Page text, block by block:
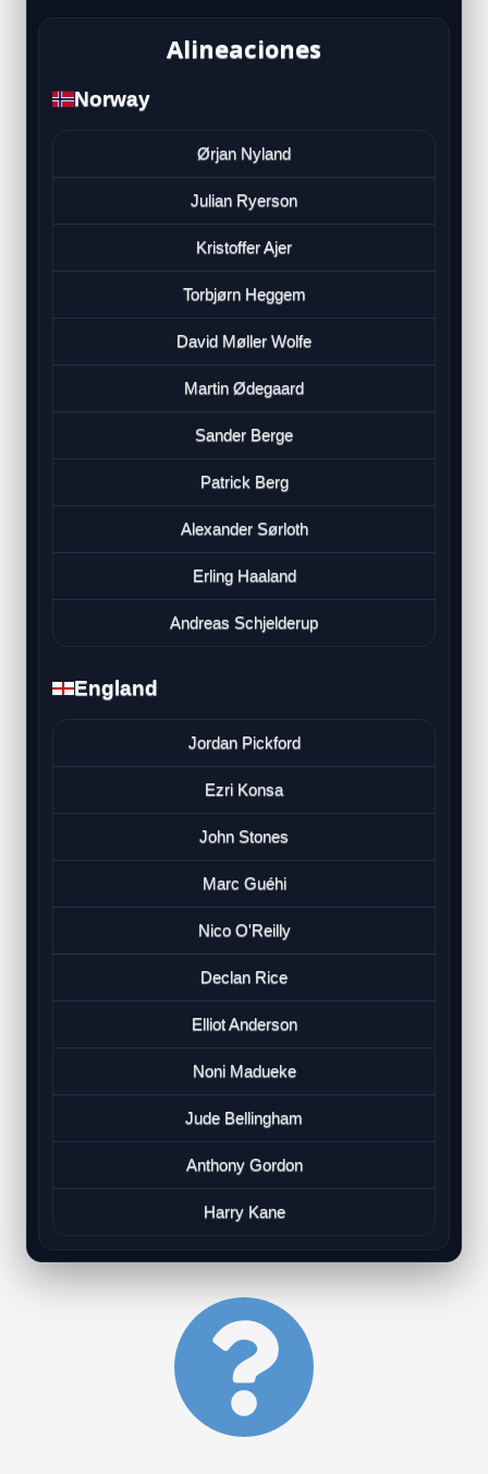
Alineaciones
Norway
Ørjan Nyland
Julian Ryerson
Kristoffer Ajer
Torbjørn Heggem
David Møller Wolfe
Martin Ødegaard
Sander Berge
Patrick Berg
Alexander Sørloth
Erling Haaland
Andreas Schjelderup
England
Jordan Pickford
Ezri Konsa
John Stones
Marc Guéhi
Nico O'Reilly
Declan Rice
Elliot Anderson
Noni Madueke
Jude Bellingham
Anthony Gordon
Harry Kane